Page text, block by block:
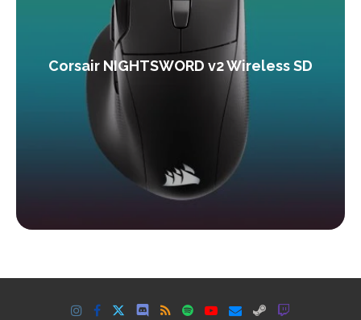
Corsair NIGHTSWORD v2 Wireless SD